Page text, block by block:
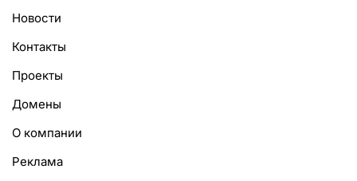
Новости
Контакты
Проекты
Домены
О компании
Реклама